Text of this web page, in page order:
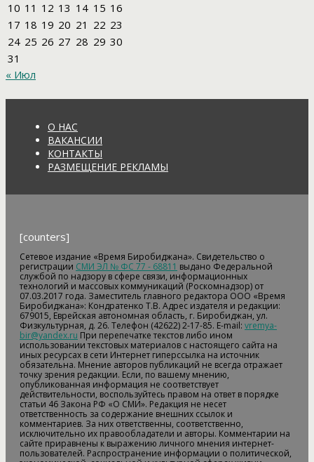
10 11 12 13 14 15 16
17 18 19 20 21 22 23
24 25 26 27 28 29 30
31
« Июл
О НАС
ВАКАНСИИ
КОНТАКТЫ
РАЗМЕЩЕНИЕ РЕКЛАМЫ
[counters]
Сетевое издание «Время Биробиджана». Свидетельство о
регистрации СМИ ЭЛ № ФС 77 - 68811 выдано Федеральной
службой по надзору в сфере связи, информационных
технологий и массовых коммуникаций (Роскомнадзор) от
07.03.2017 года. Заместитель главного редактора ООО «Время
Биробиджана»: Кондратенко Т.В. Адрес издателя и редакции:
679015, Еврейская автономная область, г. Биробиджан, ул.
Физкультурная, д. 26. Телефон (42622) 2-17-85. E-mail: vremya-
bir@yandex.ru При перепечатке текстов либо ином
использовании текстовых материалов с настоящего сайта на
иных ресурсах в сети Интернет гиперссылка на источник
обязательна. Мнение авторов публикаций не всегда отражает
точку зрения редакции. Если, по вашему мнению,
опубликованная информация не соответствует
действительности, воспользуйтесь правом на ответ в порядке
статьи 46 Закона РФ «О СМИ». Редакция не несет
ответственность за содержание внешних ссылок и
комментариев. За них ответственны, соответственно,
исключительно их правообладатели и авторы. Комментарии на
сайте приравнены к выражению личного мнения интернет-
пользователей. Распространение информации о политической,